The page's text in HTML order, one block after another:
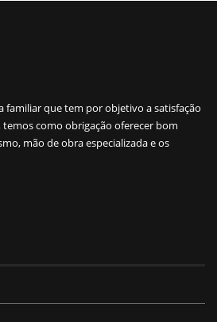
familiar que tem por objetivo a satisfação
como obrigação oferecer bom
mão de obra especializada e os